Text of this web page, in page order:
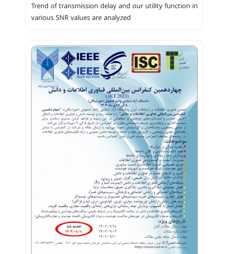
Trend of transmission delay and our utility function in
various SNR values are analyzed